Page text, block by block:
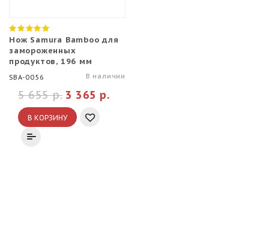
Нож Samura Bamboo для
замороженных
продуктов, 196 мм
SBA-0056 В наличии
3 365 р.
5 655 р.
В КОРЗИНУ